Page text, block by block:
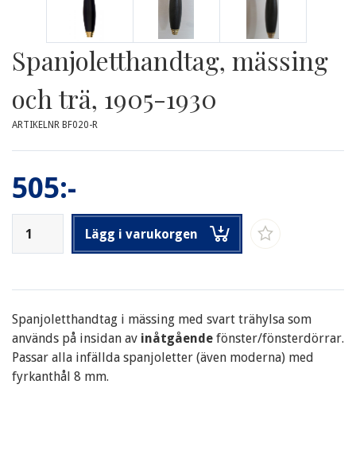
Spanjoletthandtag, mässing
och trä, 1905-1930
ARTIKELNR BF020-R
505:-
Lägg i varukorgen
Spanjoletthandtag i mässing med svart trähylsa som
används på insidan av inåtgående fönster/fönsterdörrar.
Passar alla infällda spanjoletter (även moderna) med
fyrkanthål 8 mm.